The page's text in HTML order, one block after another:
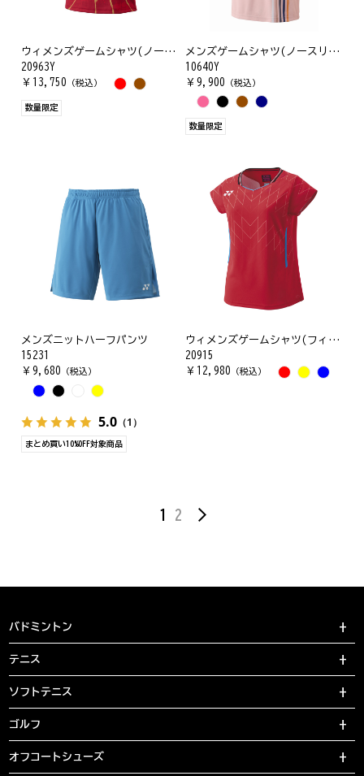
ウィメンズゲームシャツ(ノースリーブ)
20963Y
￥ 13,750 （税込）
数量限定
メンズゲームシャツ(ノースリーブ)
10640Y
￥ 9,900 （税込）
数量限定
メンズニットハーフパンツ
15231
￥ 9,680 （税込）
5.0 （1）
まとめ買い10%OFF対象商品
ウィメンズゲームシャツ(フィットシャツ)
20915
￥ 12,980 （税込）
1 2
バドミントン
テニス
ソフトテニス
ゴルフ
オフコートシューズ